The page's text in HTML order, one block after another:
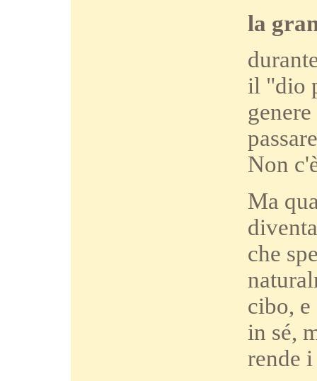
la
il "dio
Non
Ma
che
cibo, e
in sé,
rende